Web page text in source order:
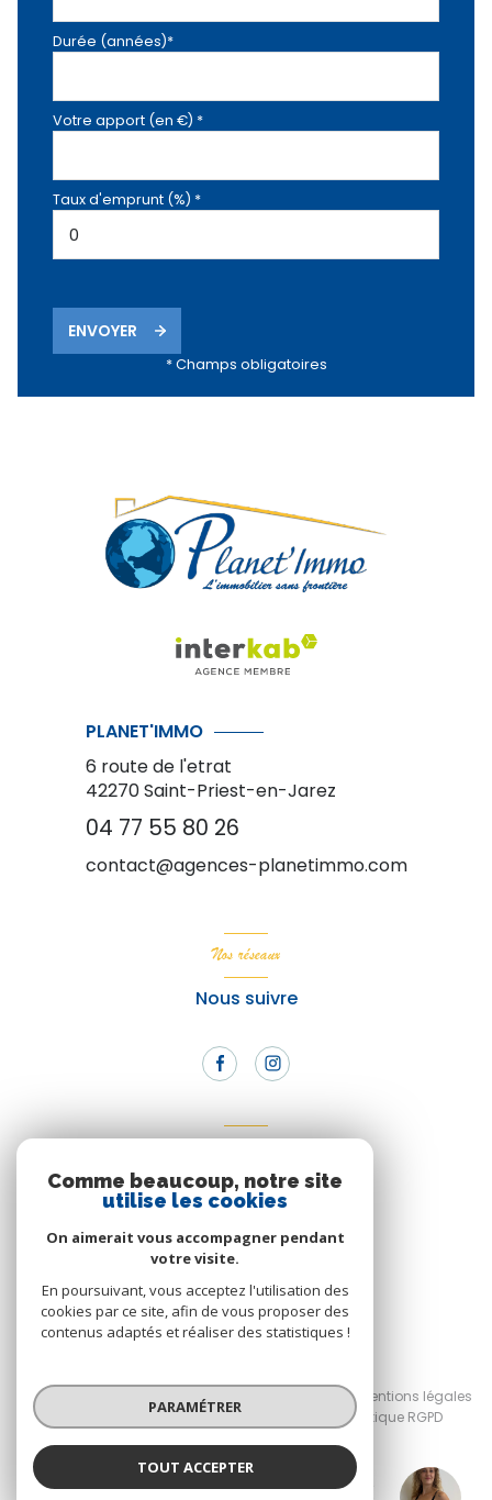
Durée (années)*
Votre apport (en €) *
Taux d'emprunt (%) *
ENVOYER
* Champs obligatoires
Romane Bedon
PLANET'IMMO
6 route de l'etrat
42270Saint-Priest-en-Jarez
04 77 55 80 26
contact@agences-planetimmo.com
Nos réseaux
Nous suivre
Nous adhérons
Mentions légales
RGPD Planet'Immo
Politique RGPD
Comme beaucoup, notre site
utilise les cookies
On aimerait vous accompagner pendant
votre visite.
En poursuivant, vous acceptez l'utilisation des
cookies par ce site, afin de vous proposer des
contenus adaptés et réaliser des statistiques !
PARAMÉTRER
TOUT ACCEPTER